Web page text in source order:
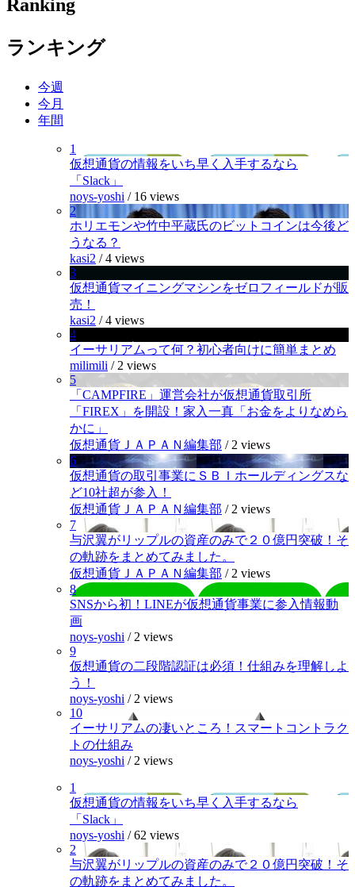
Ranking
ランキング
今週
今月
年間
1
仮想通貨の情報をいち早く入手するなら
「Slack」
noys-yoshi / 16 views
2
ホリエモンや竹中平蔵氏のビットコインは今後ど
うなる？
kasi2 /4 views
3
仮想通貨マイニングマシンをゼロフィールドが販
売！
kasi2 /4 views
4
イーサリアムって何？初心者向けに簡単まとめ
milimili / 2 views
5
「CAMPFIRE」運営会社が仮想通貨取引所
「FIREX」を開設！家入一真「お金をよりなめら
かに」
仮想通貨ＪＡＰＡＮ編集部 / 2 views
6
仮想通貨の取引事業にＳＢＩホールディングスな
ど10社超が参入！
仮想通貨ＪＡＰＡＮ編集部 / 2 views
7
与沢翼がリップルの資産のみで２０億円突破！そ
の軌跡をまとめてみました。
仮想通貨ＪＡＰＡＮ編集部 / 2 views
8
SNSから初！LINEが仮想通貨事業に参入情報動
画
noys-yoshi / 2 views
9
仮想通貨の二段階認証は必須！仕組みを理解しよ
う！
noys-yoshi / 2 views
10
イーサリアムの凄いところ！スマートコントラク
トの仕組み
noys-yoshi / 2 views
1
仮想通貨の情報をいち早く入手するなら
「Slack」
noys-yoshi /62 views
2
与沢翼がリップルの資産のみで２０億円突破！そ
の軌跡をまとめてみました。